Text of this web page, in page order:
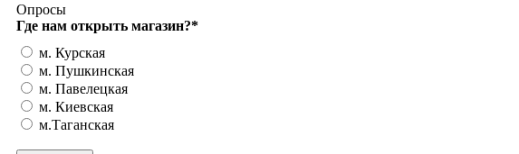
Опросы
Где нам открыть магазин?*
м. Курская
м. Пушкинская
м. Павелецкая
м. Киевская
м.Таганская